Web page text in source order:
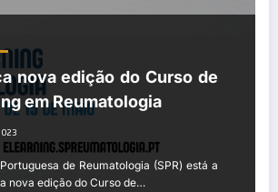
nova edição do Curso de
em Reumatologia
de Reumatologia (SPR) está a
nova edição do Curso de…